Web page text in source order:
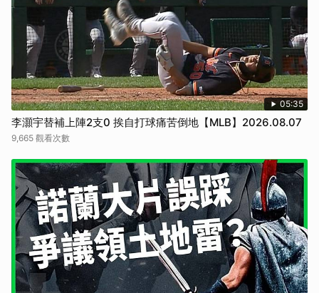
05:35
李灝宇替補上陣2支0 挨自打球痛苦倒地【MLB】2026.08.07
9,665 觀看次數